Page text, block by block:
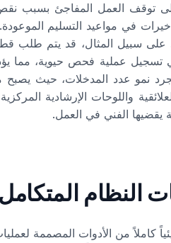
توقف العمل المفاجئ بسبب نقص
في مواعيد التسليم
على سبيل المثال، قد يتم طلب
تسجيل عملية فحص حيوية،
نمو عدد المدخلات، حيث
يقضيها الفني في العمل.
النظام المتكامل
كاملاً من الأدوات المصممة